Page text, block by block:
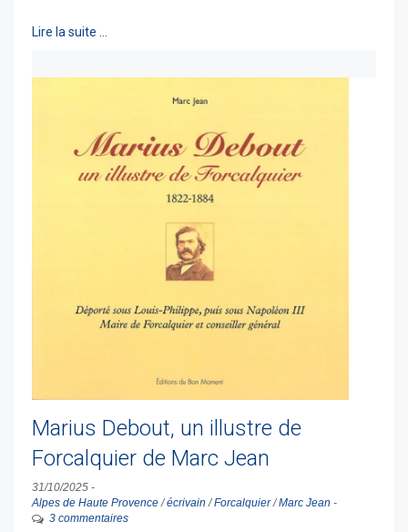
Lire la suite …
Marius Debout, un illustre de
Forcalquier de Marc Jean
31/10/2025 -
Alpes de Haute Provence/écrivain /Forcalquier/Marc Jean -
3 commentaires